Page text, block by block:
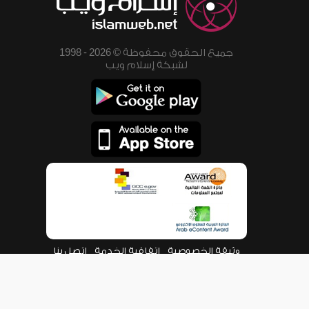
جميع الحقوق محفوظة © 2026 - 1998
لشبكة إسلام ويب
وثيقة الخصوصية اتفاقية الخدمة اتصل بنا